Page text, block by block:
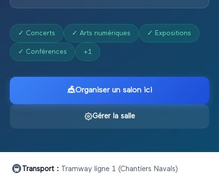
✓ Concerts ✓ Arts numériques ✓ Expositions
✓ Conférences +1
🎪Organiser un salon ici
Gérer la salle
🚇 Transport : Tramway ligne 1 (Chantiers Navals)